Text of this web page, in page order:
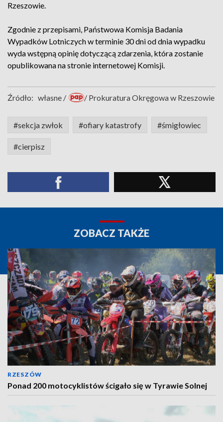
Rzeszowie.
Zgodnie z przepisami, Państwowa Komisja Badania
Wypadków Lotniczych w terminie 30 dni od dnia wypadku
wyda wstępną opinię dotyczącą zdarzenia, która zostanie
opublikowana na stronie internetowej Komisji.
Źródło: własne / / Prokuratura Okręgowa w Rzeszowie
#sekcja zwłok #ofiary katastrofy #śmigłowiec
#cierpisz
ZOBACZ TAKŻE
RZESZÓW
Ponad 200 motocyklistów ścigało się w Tyrawie Solnej